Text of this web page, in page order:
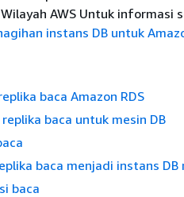
AWS Untuk informasi
instans DB untuk
baca Amazon RDS
baca untuk mesin DB
baca menjadi instans DB
baca